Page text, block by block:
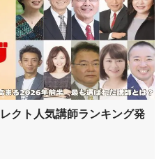
クト人気講師ランキング発